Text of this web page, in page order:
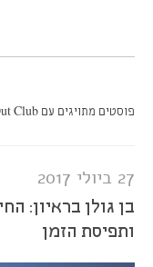
פוסטים מתויגים עם Cut Out Club
27 ביולי 2017
בן גולן בראיון:
ותפיסת הזמן